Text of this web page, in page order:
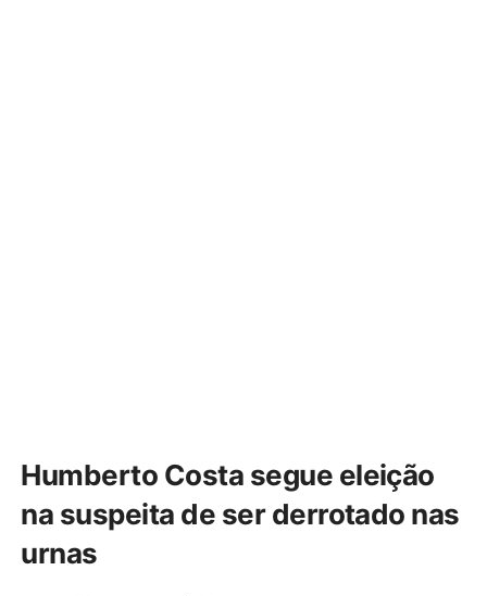
Humberto Costa segue eleição
na suspeita de ser derrotado nas
urnas